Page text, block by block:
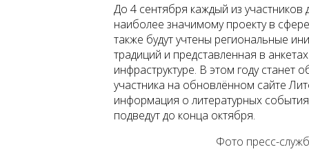
До 4 сентября каждый из
наиболее значимому проекту в
также будут учтены региональные
традиций и представленная в
инфраструктуре. В этом году станет
участника на обновлённом сайте
информация о литературных
подведут до конца октября.
Фото пресс-